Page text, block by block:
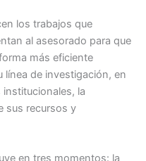
los trabajos que
al asesorado para que
más eficiente
línea de investigación, en
la
sus recursos y
en tres momentos: la